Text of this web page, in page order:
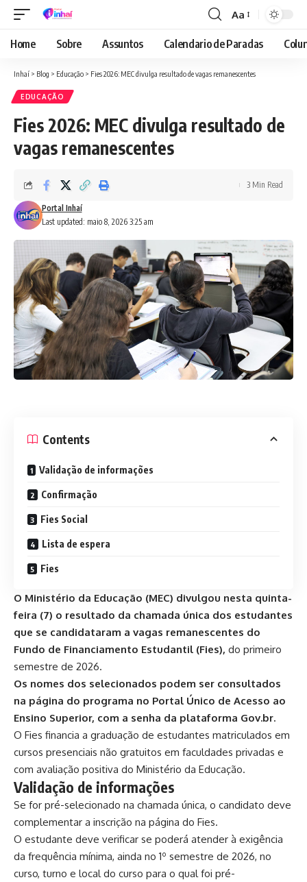
Font
Resizer
Aa
Home Sobre Assuntos Calendario de Paradas
Inhaí > Blog > Educação > Fies 2026: MEC divulga resultado de vagas remanescentes
EDUCAÇÃO
Fies 2026: MEC divulga resultado de
vagas remanescentes
Last updated: maio 8, 2026 3:25 am
Portal Inhaí
3 Min Read
Contents
Validação de informações
Confirmação
Fies Social
Lista de espera
Fies
O Ministério da Educação (MEC) divulgou nesta quinta-
feira (7) o resultado da chamada única dos estudantes
que se candidataram a vagas remanescentes do
Fundo de Financiamento Estudantil (Fies), do primeiro
semestre de 2026.
Os nomes dos selecionados podem ser consultados
na página do programa no Portal Único de Acesso ao
Ensino Superior, com a senha da plataforma Gov.br.
O Fies financia a graduação de estudantes matriculados em
cursos presenciais não gratuitos em faculdades privadas e
com avaliação positiva do Ministério da Educação.
Validação de informações
Se for pré-selecionado na chamada única, o candidato deve
complementar a inscrição na página do Fies.
O estudante deve verificar se poderá atender à exigência
da frequência mínima, ainda no 1º semestre de 2026, no
curso, turno e local do curso para o qual foi pré-